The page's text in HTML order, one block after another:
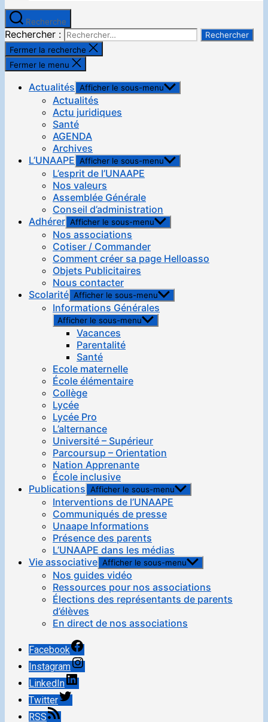
Recherche
Rechercher :
Fermer la recherche
Fermer le menu
Actualités Afficher le sous-menu
Actualités
Actu juridiques
Santé
AGENDA
Archives
L’UNAAPE Afficher le sous-menu
L’esprit de l’UNAAPE
Nos valeurs
Assemblée Générale
Conseil d’administration
Adhérer Afficher le sous-menu
Nos associations
Cotiser / Commander
Comment créer sa page Helloasso
Objets Publicitaires
Nous contacter
Scolarité Afficher le sous-menu
Informations Générales
Afficher le sous-menu
Vacances
Parentalité
Santé
Ecole maternelle
École élémentaire
Collège
Lycée
Lycée Pro
L’alternance
Université – Supérieur
Parcoursup – Orientation
Nation Apprenante
École inclusive
Publications Afficher le sous-menu
Interventions de l’UNAAPE
Communiqués de presse
Unaape Informations
Présence des parents
L’UNAAPE dans les médias
Vie associative Afficher le sous-menu
Nos guides vidéo
Ressources pour nos associations
Élections des représentants de parents
d’élèves
En direct de nos associations
Facebook
Instagram
LinkedIn
Twitter
RSS